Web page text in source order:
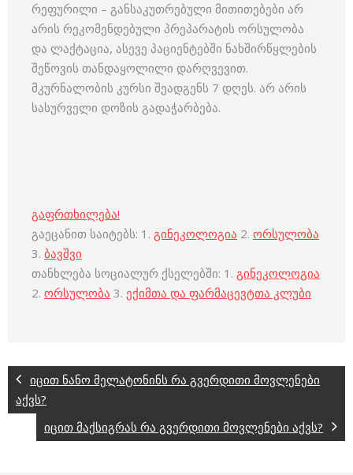
რეფურილი – განსაკუთრებული მითითებები არ
არის რეკომენდებული პრეპარატის ორსულობა
და ლაქტაცია, ასევე პაციენტებში ნახშირწყლების
შეწოვის თანდაყოლილი დარღვევით.
მკურნალობის კურსი შეადგენს 7 დღეს. არ არის
სასურველი დოზის გადაჭარბება.
გაფრთხილება!
გაეცანით საიტებს: 1. გინეკოლოგია 2. ორსულობა
3. ბავშვი
თანხლება სოციალურ ქსელებში: 1. გინეკოლოგია
2. ორსულობა 3. ექიმთა და ფარმაცევტთა კლუბი
იცით ნანო მელატონინს რა გვერდითი მოვლენები
აქვს?
იცით მაქსიგრას რა გვერდითი მოვლენები აქვს?